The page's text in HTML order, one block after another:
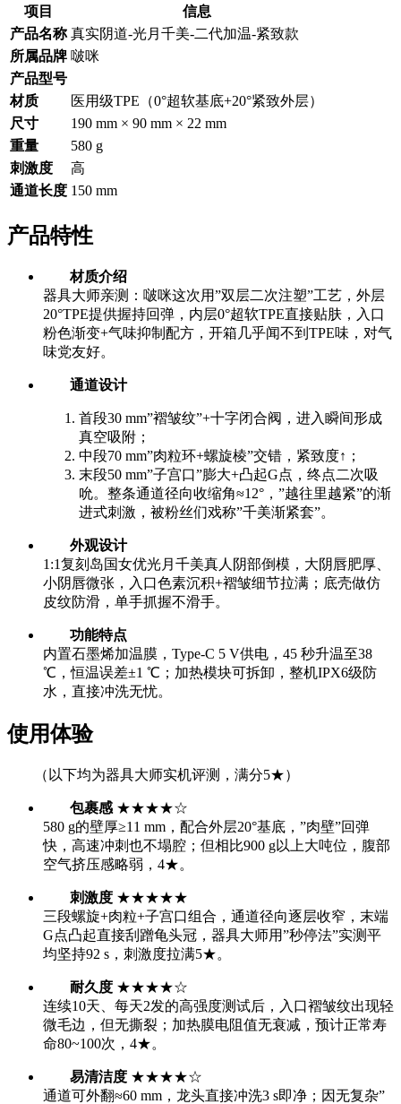
项目
信息
产品名称 真实阴道-光月千美-二代加温-紧致款
所属品牌 啵咪
产品型号
材质
医用级TPE（0°超软基底+20°紧致外层）
尺寸
190 mm × 90 mm × 22 mm
重量
580 g
刺激度
高
通道长度 150 mm
产品特性
材质介绍
器具大师亲测：啵咪这次用”双层二次注塑”工艺，外层
20°TPE提供握持回弹，内层0°超软TPE直接贴肤，入口
粉色渐变+气味抑制配方，开箱几乎闻不到TPE味，对气
味党友好。
通道设计
首段30 mm”褶皱纹”+十字闭合阀，进入瞬间形成
真空吸附；
中段70 mm”肉粒环+螺旋棱”交错，紧致度↑；
末段50 mm”子宫口”膨大+凸起G点，终点二次吸
吮。整条通道径向收缩角≈12°，”越往里越紧”的渐
进式刺激，被粉丝们戏称”千美渐紧套”。
外观设计
1:1复刻岛国女优光月千美真人阴部倒模，大阴唇肥厚、
小阴唇微张，入口色素沉积+褶皱细节拉满；底壳做仿
皮纹防滑，单手抓握不滑手。
功能特点
内置石墨烯加温膜，Type-C 5 V供电，45 秒升温至38
℃，恒温误差±1 ℃；加热模块可拆卸，整机IPX6级防
水，直接冲洗无忧。
使用体验
（以下均为器具大师实机评测，满分5★）
包裹感 ★★★★☆
580 g的壁厚≥11 mm，配合外层20°基底，”肉壁”回弹
快，高速冲刺也不塌腔；但相比900 g以上大吨位，腹部
空气挤压感略弱，4★。
刺激度 ★★★★★
三段螺旋+肉粒+子宫口组合，通道径向逐层收窄，末端
G点凸起直接刮蹭龟头冠，器具大师用”秒停法”实测平
均坚持92 s，刺激度拉满5★。
耐久度 ★★★★☆
连续10天、每天2发的高强度测试后，入口褶皱纹出现轻
微毛边，但无撕裂；加热膜电阻值无衰减，预计正常寿
命80~100次，4★。
易清洁度 ★★★★☆
通道可外翻≈60 mm，龙头直接冲洗3 s即净；因无复杂”